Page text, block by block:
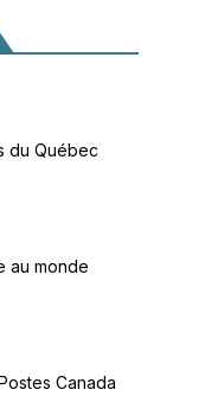
du Québec
au monde
Canada